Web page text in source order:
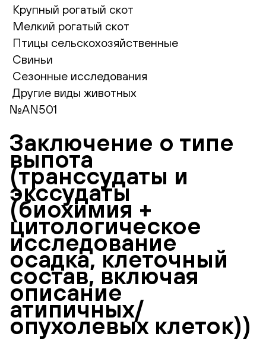
Крупный рогатый скот
Мелкий рогатый скот
Птицы сельскохозяйственные
Свиньи
Сезонные исследования
Другие виды животных
№AN501
Заключение о типе
выпота
(транссудаты и
экссудаты
(биохимия +
цитологическое
исследование
осадка, клеточный
состав, включая
описание
атипичных/
опухолевых клеток))